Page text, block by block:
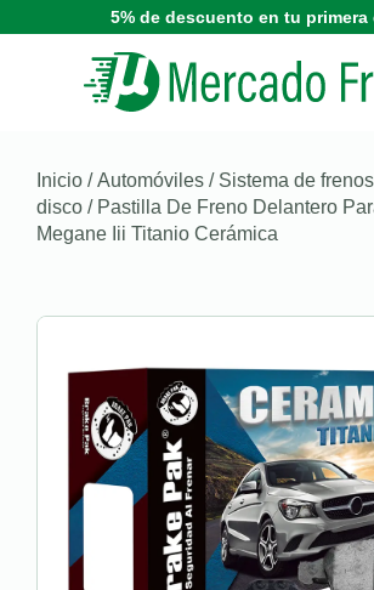
5% de descuento en tu primera
Inicio /Automóviles / Sistema de
disco / Pastilla De Freno Delantero
Megane Iii Titanio Cerámica